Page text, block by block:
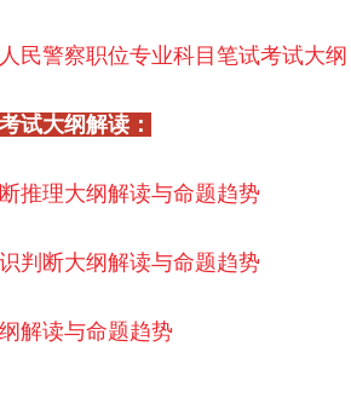
民警察职位专业科目笔试考试大纲
试大纲解读：
推理大纲解读与命题趋势
判断大纲解读与命题趋势
解读与命题趋势